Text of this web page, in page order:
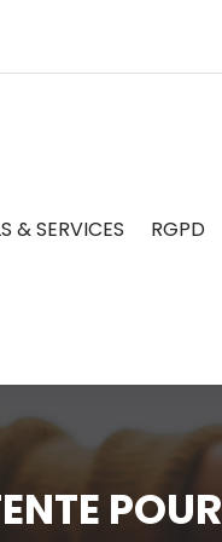
& SERVICES RGPD
POUR